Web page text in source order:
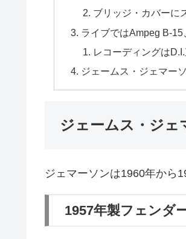
ブリッジ・カバーに
ライブではAmpeg B-
レコーディングは
ジェームス・ジェマー
ジェームス・ジェ
ジェマーソンは1960年から
1957年製フェンダ